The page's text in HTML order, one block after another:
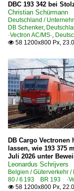
Rheine
Rheydt
Rheydt-
Roisdorf
Saarmund
Siegen
Singen
Stolberg
DBC 193 342 bei
Christian Schürmann
Deutschland /
DB Schenker,
·Vectron AC/MS·,
 58 1200x800 Px,
DB Cargo
lassen, wie 193 375
Juli 2026 unter
Leonardus Schrijvers
Belgien / Güterverkehr /
80 / 6 193 BR 193
 58 1200x800 Px,